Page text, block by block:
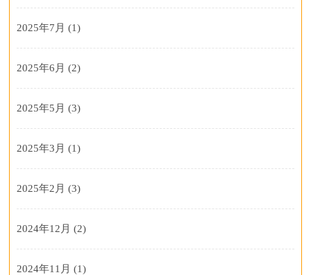
2025年7月 (1)
2025年6月 (2)
2025年5月 (3)
2025年3月 (1)
2025年2月 (3)
2024年12月 (2)
2024年11月 (1)